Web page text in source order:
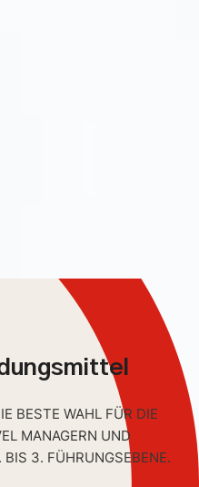
BESTE WAHL FÜR DIE
MANAGERN UND
BIS 3. FÜHRUNGSEBENE.